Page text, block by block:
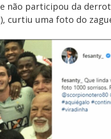
não participou da
curtiu uma foto do